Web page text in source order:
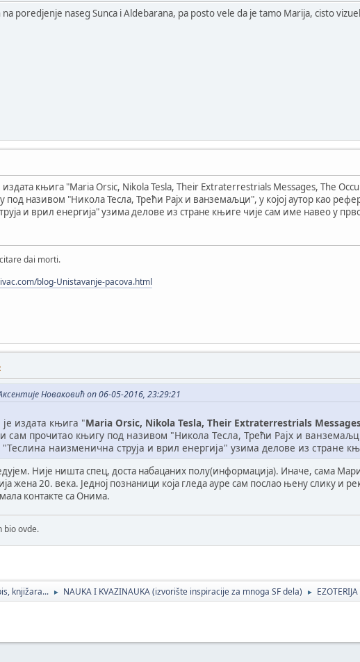
poredjenje naseg Sunca i Aldebarana, pa posto vele da je tamo Marija, cisto
издата књига "Maria Orsic, Nikola Tesla, Their Extraterrestrials Messages, The
под називом "Никола Тесла, Трећи Рајх и ванземаљци", у којој аутор као
и врил енергија" узима делове из стране књиге чије сам име навео у
dai morti.
blog-Unistavanje-pacova.html
Новаковић on 06-05-2016, 23:29:21
издата књига "Maria Orsic, Nikola Tesla, Their Extraterrestrials
сам прочитао књигу под називом "Никола Тесла, Трећи Рајх и
наизменична струја и врил енергија" узима делове из стране
Није ништа спец, доста набацаних полу(информација). Иначе, сама
жена 20. века. Једној познаници која гледа ауре сам послао њену слику и
контакте са Онима.
bio ovde.
knjižara... ► NAUKA I KVAZINAUKA (izvorište inspiracije za mnoga SF dela) ► EZOTERIJA